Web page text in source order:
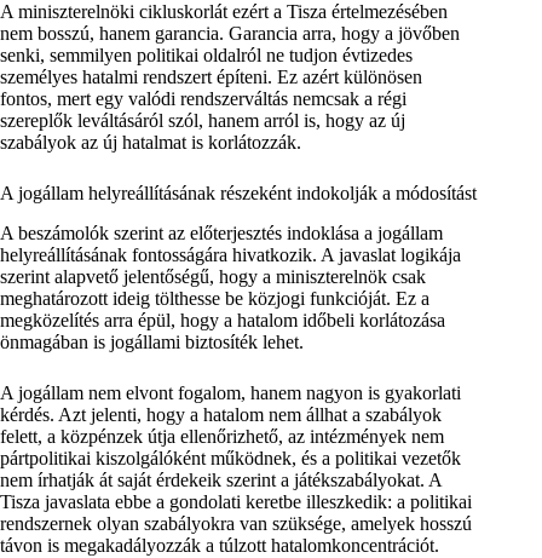
A miniszterelnöki cikluskorlát ezért a Tisza értelmezésében
nem bosszú, hanem garancia. Garancia arra, hogy a jövőben
senki, semmilyen politikai oldalról ne tudjon évtizedes
személyes hatalmi rendszert építeni. Ez azért különösen
fontos, mert egy valódi rendszerváltás nemcsak a régi
szereplők leváltásáról szól, hanem arról is, hogy az új
szabályok az új hatalmat is korlátozzák.
A jogállam helyreállításának részeként indokolják a módosítást
A beszámolók szerint az előterjesztés indoklása a jogállam
helyreállításának fontosságára hivatkozik. A javaslat logikája
szerint alapvető jelentőségű, hogy a miniszterelnök csak
meghatározott ideig tölthesse be közjogi funkcióját. Ez a
megközelítés arra épül, hogy a hatalom időbeli korlátozása
önmagában is jogállami biztosíték lehet.
A jogállam nem elvont fogalom, hanem nagyon is gyakorlati
kérdés. Azt jelenti, hogy a hatalom nem állhat a szabályok
felett, a közpénzek útja ellenőrizhető, az intézmények nem
pártpolitikai kiszolgálóként működnek, és a politikai vezetők
nem írhatják át saját érdekeik szerint a játékszabályokat. A
Tisza javaslata ebbe a gondolati keretbe illeszkedik: a politikai
rendszernek olyan szabályokra van szüksége, amelyek hosszú
távon is megakadályozzák a túlzott hatalomkoncentrációt.